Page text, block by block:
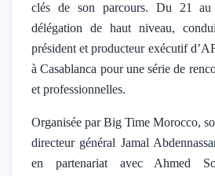
clés de son parcours. Du 21
délégation de haut niveau,
président et producteur exécutif
à Casablanca pour une série de
et professionnelles.
Organisée par Big Time Morocco,
directeur général Jamal
en partenariat avec Ahmed